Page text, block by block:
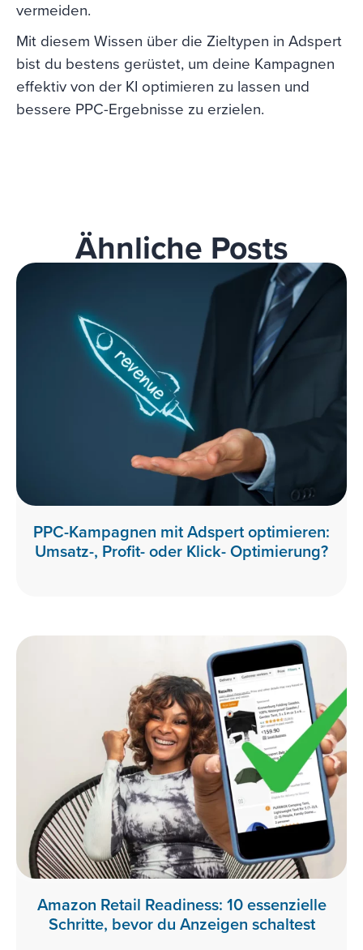
vermeiden.
Mit diesem Wissen über die Zieltypen in Adspert
bist du bestens gerüstet, um deine Kampagnen
effektiv von der KI optimieren zu lassen und
bessere PPC-Ergebnisse zu erzielen.
Ähnliche Posts
PPC-Kampagnen mit Adspert optimieren:
Umsatz-, Profit- oder Klick- Optimierung?
Amazon Retail Readiness: 10 essenzielle
Schritte, bevor du Anzeigen schaltest